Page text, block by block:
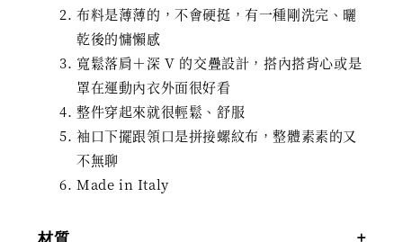
布料是薄薄的，不會硬挺，有一種剛洗完、曬
乾後的慵懶感
寬鬆落肩＋深 V 的交疊設計，搭內搭背心或是
罩在運動內衣外面很好看
整件穿起來就很輕鬆、舒服
袖口下擺跟領口是拼接螺紋布，整體素素的又
不無聊
Made in Italy
材質